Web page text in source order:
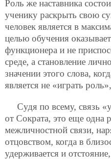
Роль же наставника
ученику раскрыть свою
человек является в
целью обучения
функционера и не
среде, а становление
значении этого слова,
является не «играть
Судя по всему, связь
от Сократа, это еще одна
межличностной связи,
отцовством, когда в
удерживается и